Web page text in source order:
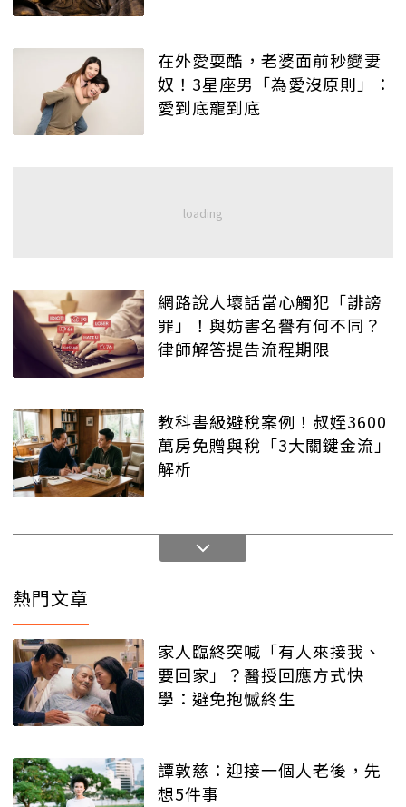
在外愛耍酷，老婆面前秒變妻
奴！3星座男「為愛沒原則」：
愛到底寵到底
網路說人壞話當心觸犯「誹謗
罪」！與妨害名譽有何不同？
律師解答提告流程期限
教科書級避稅案例！叔姪3600
萬房免贈與稅「3大關鍵金流」
解析
熱門文章
家人臨終突喊「有人來接我、
要回家」？醫授回應方式快
學：避免抱憾終生
譚敦慈：迎接一個人老後，先
想5件事